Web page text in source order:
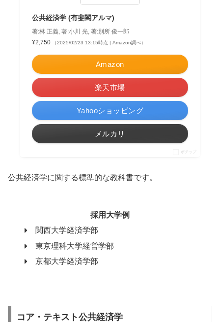
公共経済学 (有斐閣アルマ)
著:林 正義, 著:小川 光, 著:別所 俊一郎
¥2,750
（2025/02/23 13:15時点 | Amazon調べ）
Amazon
楽天市場
Yahooショッピング
メルカリ
ポチップ
公共経済学に関する標準的な教科書です。
採用大学例
関西大学経済学部
東京理科大学経営学部
京都大学経済学部
コア・テキスト公共経済学